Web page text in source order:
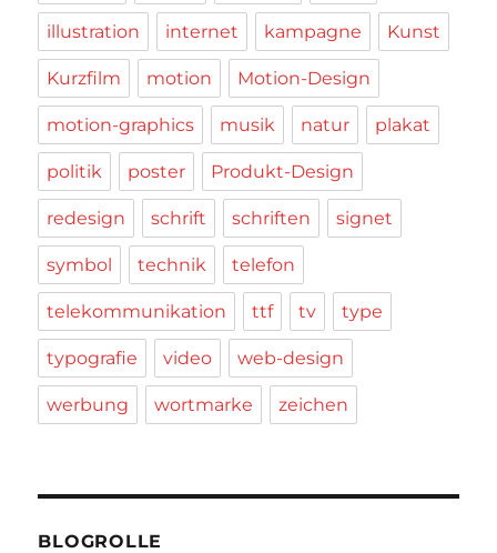
illustration internet kampagne Kunst
Kurzfilm motion Motion-Design
motion-graphics musik natur plakat
politik poster Produkt-Design
redesign schrift schriften signet
symbol technik telefon
telekommunikation ttf tv type
typografie video web-design
werbung wortmarke zeichen
BLOGROLLE